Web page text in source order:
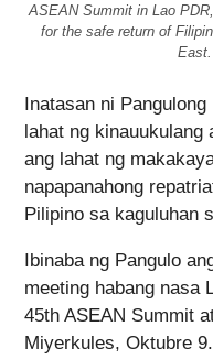
ASEAN Summit in Lao
for the safe return of
Inatasan ni
lahat ng
ang lahat ng
napapanahong
Pilipino sa kaguluhan
Ibinaba ng Pangulo
meeting habang nasa
45th ASEAN Summit
Miyerkules, Oktubre 9.